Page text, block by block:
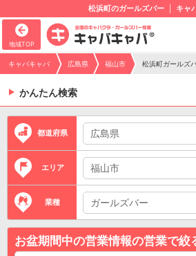
松浜町のガールズバー キャ
地域TOP
キャバキャバ 広島県 福山市 松浜町ガールズ
かんたん検索
都道府県
エリア
業種
お盆期間中の営業情報の営業で絞